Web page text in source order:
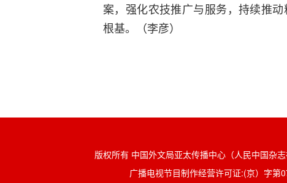
案，强化农技推广与服务，持续推
根基。（李彦）
版权所有 中国外文局亚太传播中心（人民中国杂
广播电视节目制作经营许可证:(京）字第